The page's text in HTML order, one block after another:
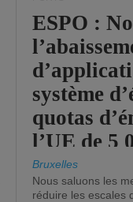
ESPO :
système
quotas
l’UE de 5
tonneaux
brute.
Bruxelles
Nous saluons les
réduire les escales